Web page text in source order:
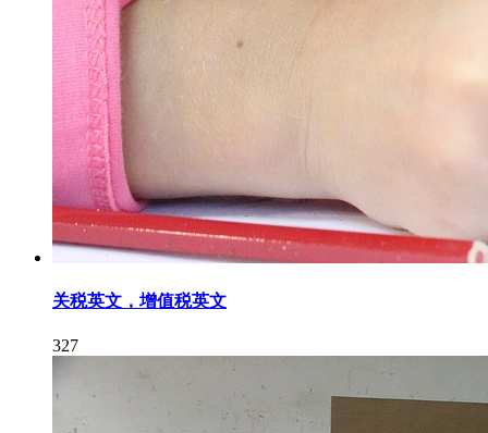
关税英文，增值税英文
327